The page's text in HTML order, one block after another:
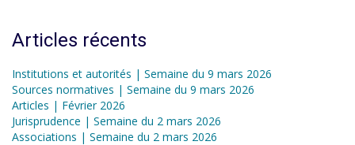
Articles récents
Institutions et autorités | Semaine du 9 mars 2026
Sources normatives | Semaine du 9 mars 2026
Articles | Février 2026
Jurisprudence | Semaine du 2 mars 2026
Associations | Semaine du 2 mars 2026